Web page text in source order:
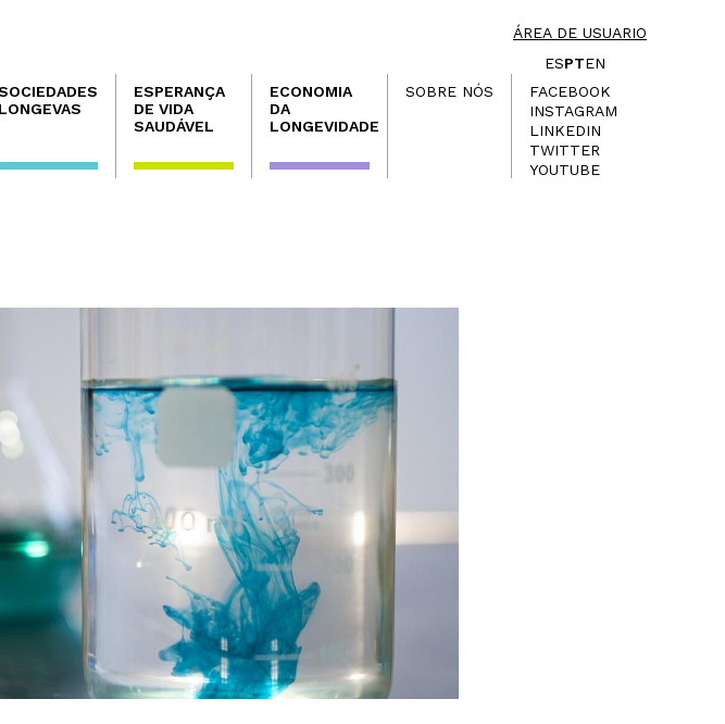
ÁREA DE USUARIO
ESPTEN
LONGEVAS
ESPERANÇA
DE VIDA
SAUDÁVEL
ECONOMIA
DA
LONGEVIDADE
SOBRE NÓS
FACEBOOK
INSTAGRAM
LINKEDIN
TWITTER
YOUTUBE